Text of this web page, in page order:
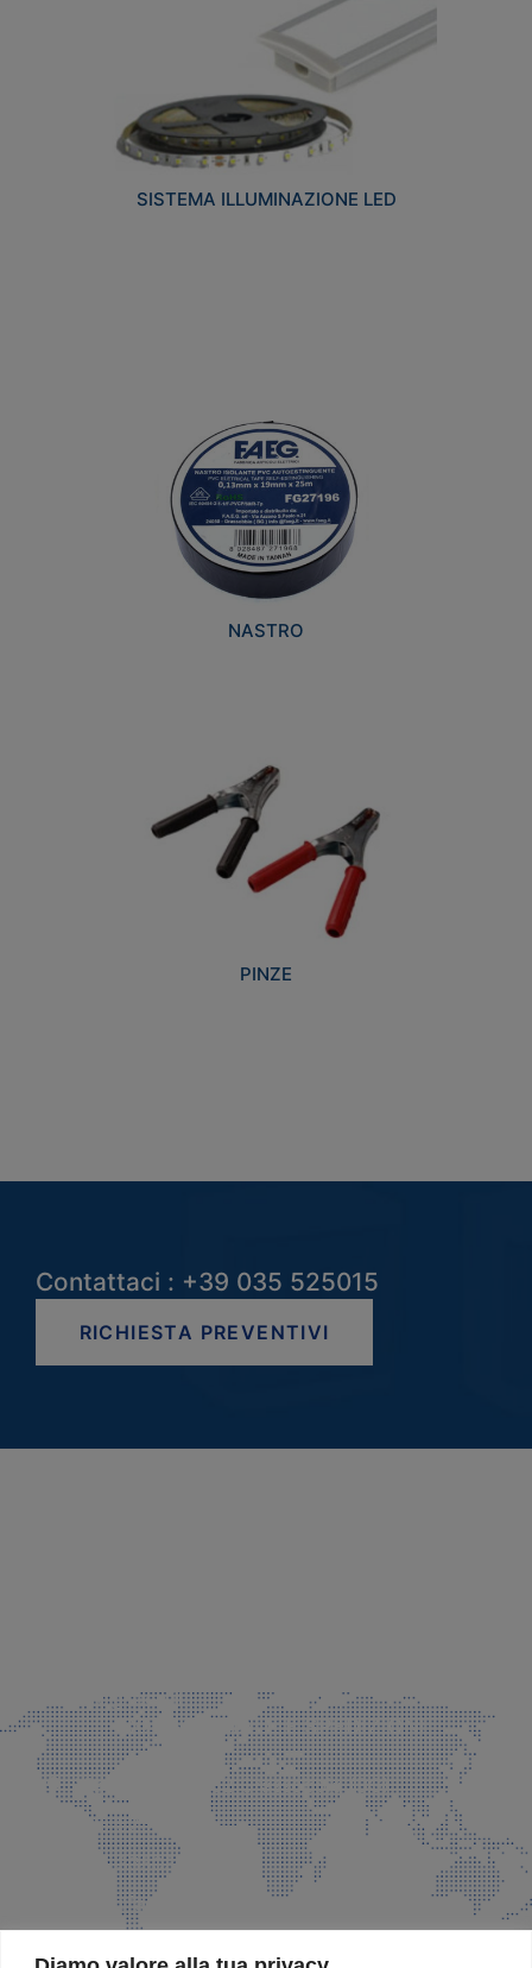
SISTEMA ILLUMINAZIONE LED
NASTRO
PINZE
Contattaci : +39 035 525015
RICHIESTA PREVENTIVI
info@faeg.it
COMMERCIALE E SPEDIZIONI
Via Padre Elzi, 32 Grassobbio (BG)
035 525015
035 335037
info@faeg.it
SITE MAP